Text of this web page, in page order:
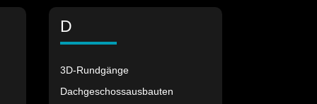
D
3D-Rundgänge
Dachgeschossausbauten